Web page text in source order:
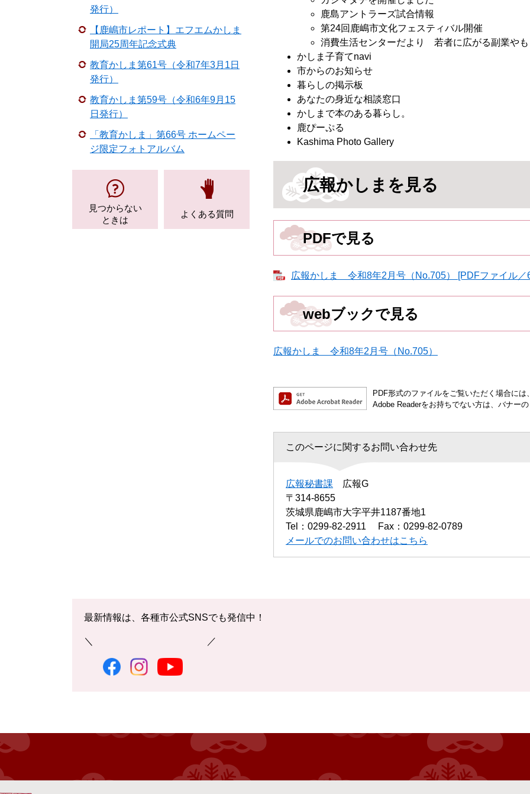
鹿島アントラーズ試合情報
第24回鹿嶋市文化フェスティバル開催
消費生活センターだより 若者に広がる副業やも
かしま子育てnavi
市からのお知らせ
暮らしの掲示板
あなたの身近な相談窓口
かしまで本のある暮らし。
鹿ぴーぷる
Kashima Photo Gallery
広報かしまを見る
PDFで見る
広報かしま 令和8年2月号（No.705） [PDFファイル／
webブックで見る
広報かしま 令和8年2月号（No.705）
PDF形式のファイルをご覧いただく場合には
Adobe Readerをお持ちでない方は、バナー
このページに関するお問い合わせ先
広報秘書課
広報G
〒314-8655
茨城県鹿嶋市大字平井1187番地1
Tel：0299-82-2911
Fax：0299-82-0789
メールでのお問い合わせはこちら
発行）
【鹿嶋市レポート】エフエムかしま
開局25周年記念式典
教育かしま第61号（令和7年3月1日
発行）
教育かしま第59号（令和6年9月15
日発行）
「教育かしま」第66号 ホームペー
ジ限定フォトアルバム
見つからない
ときは
よくある質問
最新情報は、各種市公式SNSでも発信中！
＼ ／